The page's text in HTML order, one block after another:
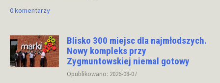
0 komentarzy
Blisko 300 miejsc dla najmłodszych.
Nowy kompleks przy
Zygmuntowskiej niemal gotowy
Opublikowano: 2026-08-07